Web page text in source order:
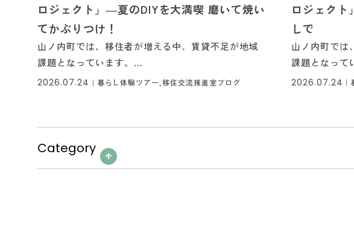
ロジェクト」―夏のDIYを大満喫 磨いて焼い
てかぶりつけ！
山ノ内町では、移住者が増える中、賃貸不足が地域
課題となっています。...
2026.07.24 ｜ 暮らし体験ツアー,移住交流推進室ブログ
ロジェク
しで
山ノ内町では
課題となって
2026.07.24 ｜
Category